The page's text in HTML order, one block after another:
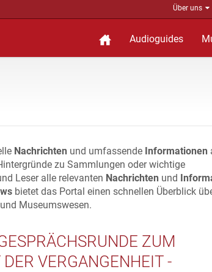
Über uns
Audioguides
Nachrichten und umfassende Informationen
zu Sammlungen oder wichtige
Leser alle relevanten Nachrichten und
bietet das Portal einen schnellen Überblick
Museumswesen.
ZUM
VERGANGENHEIT -